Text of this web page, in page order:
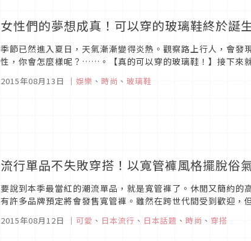
女性們的夢想成真！可以穿的玻璃鞋終於誕
季節已然進入夏日，天氣漸漸變得炎熱。觀察路上行人，會
性，你會怎麼樣呢？……。【真的可以穿的玻璃鞋！】接下來
2015年08月13日 ｜ 娛樂 、 時尚 、 玻璃鞋
流行單品不失敗穿搭！以寬管褲風格擺脫俗
要說到本季最當紅的潮流單品，就是寬管褲了。休閒又簡約
有許多品牌預定將會發售寬管褲。雖然在跨世代間受到歡迎
2015年08月12日 ｜ 可愛 、 日本流行 、 日本話題 、 時尚 、 穿搭